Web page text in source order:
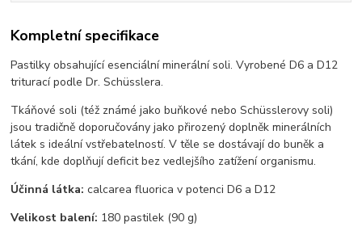
Kompletní specifikace
Pastilky obsahující esenciální minerální soli. Vyrobené D6 a D12
triturací podle Dr. Schüsslera.
Tkáňové soli (též známé jako buňkové nebo Schüsslerovy soli)
jsou tradičně doporučovány jako přirozený doplněk minerálních
látek s ideální vstřebatelností. V těle se dostávají do buněk a
tkání, kde doplňují deficit bez vedlejšího zatížení organismu.
Účinná látka:​ calcarea fluorica v potenci D6 a D12
Velikost balení:​ 180 pastilek (90 g)